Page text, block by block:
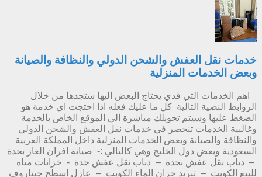
خدمات نقل العفش والشحن الدولي والنظافة والصيانة
وبعض الخدمات المنزلية
اهم الخدمات التي قدي يحتاج البعض اليها ستجدها من خلال
الروابط النصية التالية كل ما عليك فعله اذا احتجت اي خدمة هو
الضغط عليها وسيتم تحويلك مباشرة الي الموقع الخاص بالخدمة
وغالبية الخدمات تنحصر في خدمات نقل العفش والشحن الدولي
والنظافة والصيانة وبعض الخدمات المنزلية داخل المملكة العربية
السعودية وبعض دول الخليج وهي كالتالي :- صيانة افران الغاز بجدة
– دباب نقل عفش بجدة – دباب نقل عفش جدة - خزانات مياه
للبيع الكويت – تبريد خزان الماء الكويت – عازل اسطح جيتاروف